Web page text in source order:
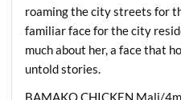
roaming the city streets for
familiar face for the city
much about her, a face that
untold stories.
BAMAKO CHICKEN Mali/4m